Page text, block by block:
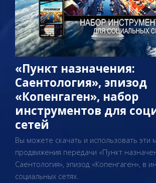
«Пункт назначения:
Саентология», эпизод
«Копенгаген», набор
инструментов для
сетей
Вы можете скачать и использовать эти
продвижения передачи «Пункт
Саентология», эпизод «Копенгаген», в
социальных сетях.